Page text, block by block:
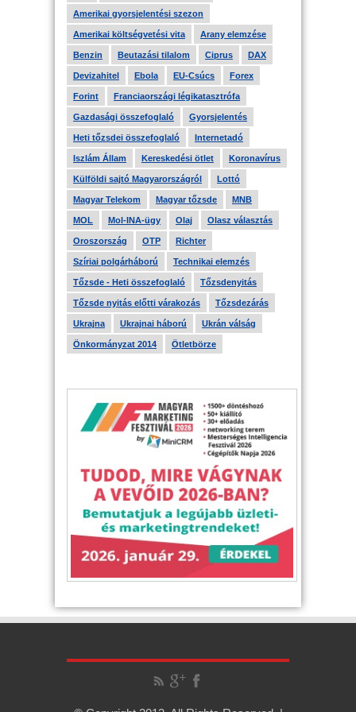
Amerikai gyorsjelentési szezon
Amerikai költségvetési vita Arany elemzése
Benzin Beutazási tilalom Ciprus DAX
Devizahitel Ebola EU-Csúcs Forex
Forint Franciaországi légikatasztrófa
Gazdasági összefoglaló Gyorsjelentés
Heti tőzsdei összefoglaló Internetadó
Iszlám Állam Kereskedési ötlet Koronavírus
Külföldi sajtó Magyarországról Lottó
Magyar Telekom Magyar tőzsde MNB
MOL Mol-INA-ügy Olaj Olasz választás
Oroszország OTP Richter
Szíriai polgárháború Technikai elemzés
Tőzsde - Heti összefoglaló Tőzsdenyitás
Tőzsde nyitás előtti várakozás Tőzsdezárás
Ukrajna Ukrajnai háború Ukrán válság
Önkormányzat 2014 Ötletbörze